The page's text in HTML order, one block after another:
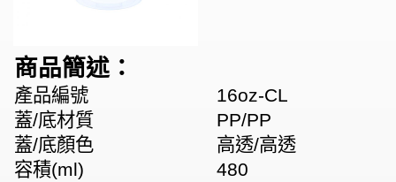
商品簡述：
產品編號
16oz-CL
蓋/底材質
PP/PP
蓋/底顏色
高透/高透
容積(ml)
480